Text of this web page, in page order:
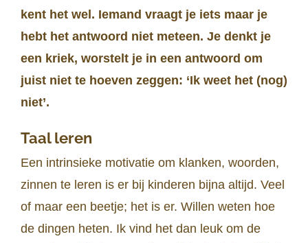
kent het wel. Iemand vraagt je iets maar je
hebt het antwoord niet meteen. Je denkt je
een kriek, worstelt je in een antwoord om
juist niet te hoeven zeggen: ‘Ik weet het (nog)
niet’.
Taal leren
Een intrinsieke motivatie om klanken, woorden,
zinnen te leren is er bij kinderen bijna altijd. Veel
of maar een beetje; het is er. Willen weten hoe
de dingen heten. Ik vind het dan leuk om de